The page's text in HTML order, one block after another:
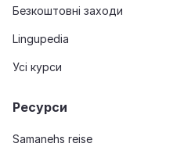
Безкоштовні заходи
Lingupedia
Усі курси
Ресурси
Samanehs reise